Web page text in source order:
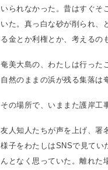
いられなかった。昔はすぐそ
いた。真っ白な砂が削られ、
る金とか利権とか、考えるの
奄美大島の、わたしは行った
自然のままの浜が残る集落は
その場所で、いままた護岸工
友人知人たちが声を上げ、署
様子をわたしはSNSで見てい
んとなく思っていた。離れた